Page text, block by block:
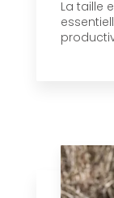
La taille